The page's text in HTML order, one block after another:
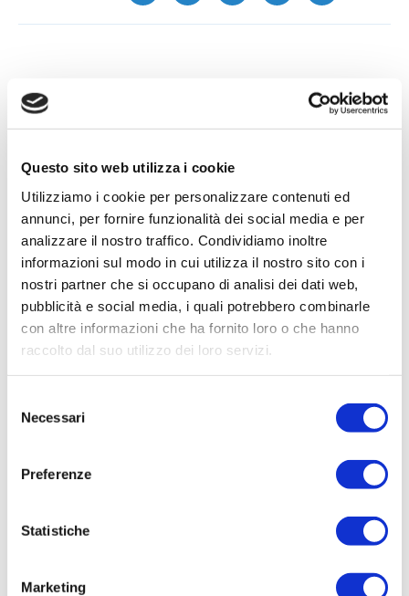
Questo sito web utilizza i cookie
Utilizziamo i cookie per personalizzare contenuti ed
annunci, per fornire funzionalità dei social media e per
analizzare il nostro traffico. Condividiamo inoltre
informazioni sul modo in cui utilizza il nostro sito con i
nostri partner che si occupano di analisi dei dati web,
pubblicità e social media, i quali potrebbero combinarle
con altre informazioni che ha fornito loro o che hanno
raccolto dal suo utilizzo dei loro servizi.
delNecessari
Preferenze
Statistiche
Marketing
Notizie correlate
responsabilità di tutti
assetate...